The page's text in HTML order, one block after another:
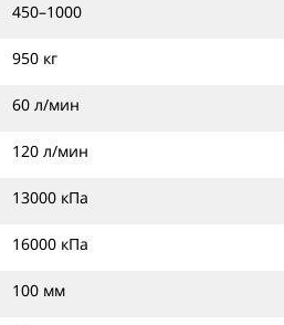
450–1000
950 кг
60 л/мин
120 л/мин
13000 кПа
16000 кПа
100 мм